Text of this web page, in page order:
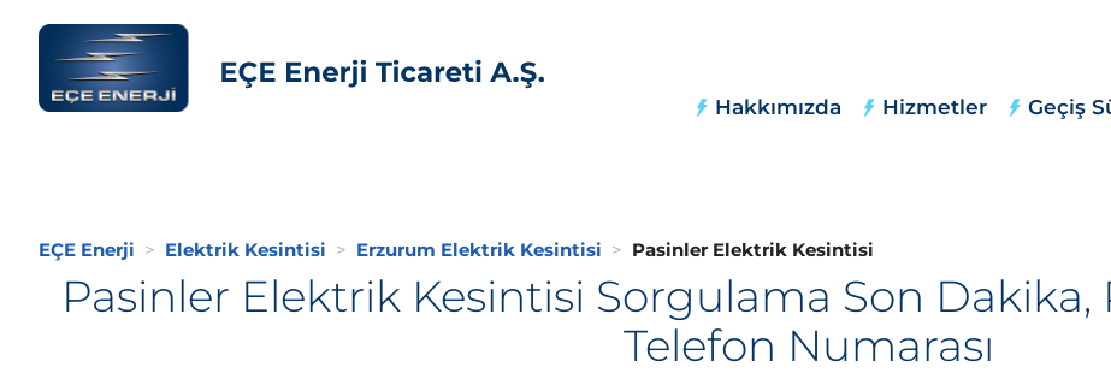
Hakkımızda Hizmetler Geçiş
EÇE Enerji Elektrik Kesintisi Erzurum Elektrik Kesintisi Pasinler Elektrik Kesintisi
Pasinler Elektrik Kesintisi Sorgulama Son Dakika,
Telefon Numarası